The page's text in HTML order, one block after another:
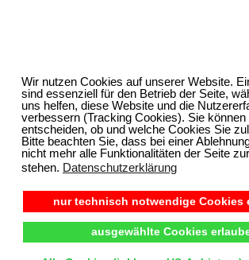
Wir nutzen Cookies auf unserer Website.
sind essenziell für den Betrieb der Seite,
uns helfen, diese Website und die
verbessern (Tracking Cookies). Sie können
entscheiden, ob und welche Cookies Sie
Bitte beachten Sie, dass bei einer
nicht mehr alle Funktionalitäten der Seite
stehen. Datenschutzerklärung
nur technisch notwendige Cookies
ausgewählte Cookies